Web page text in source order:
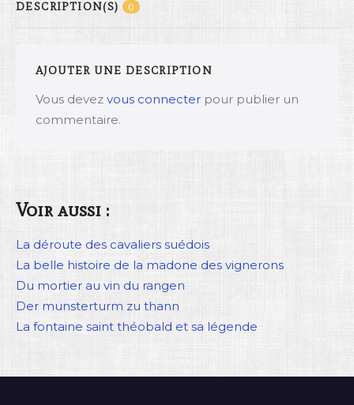
DESCRIPTION(S) 0
AJOUTER UNE DESCRIPTION
Vous devez vous connecter pour publier un
commentaire.
Voir aussi :
La déroute des cavaliers suédois
La belle histoire de la madone des vignerons
Du mortier au vin du rangen
Der munsterturm zu thann
La fontaine saint théobald et sa légende